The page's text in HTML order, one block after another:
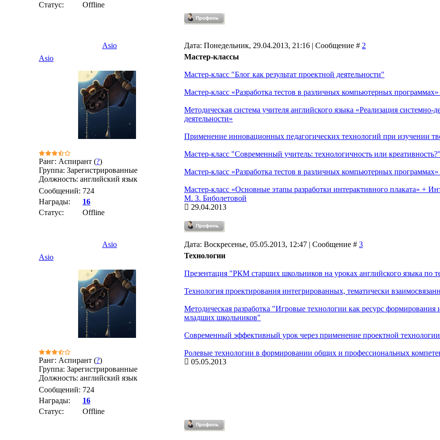
Статус: Offline
Asio Дата: Понедельник, 29.04.2013, 21:16 | Сообщение # 2
Asio
Ранг: Аспирант (?)
Группа: Зарегистрированные
Должность: английский язык
Сообщений: 724
Награды:
16
Статус:
Offline
Мастер-классы
Мастер-класс "Блог как результат проектной деятельности"
Мастер-класс «Разработка тестов в различных компьютерных программах»
Методическая система учителя английского языка «Реализация
деятельности»
Применение инновационных педагогических технологий при изучении
Мастер-класс "Современный учитель: технологичность или
Мастер-класс «Разработка тестов в различных компьютерных программах»
Мастер-класс «Основные этапы разработки интерактивного плаката» +
М. З. Биболетовой
29.04.2013
Asio Дата: Воскресенье, 05.05.2013, 12:47 | Сообщение # 3
Asio
Ранг: Аспирант (?)
Группа: Зарегистрированные
Должность: английский язык
Сообщений: 724
Награды:
16
Статус:
Offline
Технологии
Презентация "РКМ старших школьников на уроках английского языка по
Технология проектирования интегрированных, тематически
Методическая разработка "Игровые технологии как ресурс
младших школьников"
Современный эффективный урок через применение проектной технологии
Ролевые технологии в формировании общих и профессиональных
05.05.2013